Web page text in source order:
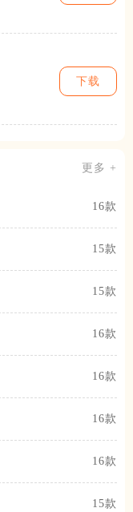
下载
更多 +
16款
15款
15款
16款
16款
16款
16款
15款